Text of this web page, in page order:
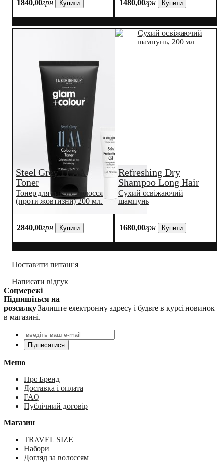
1840,00грн Купити 1480,00грн Купити
Steel Grey.11.AA
Toner
Тонер для сивого волосся
(проти жовтизни) 200 мл.
2840,00грн Купити
Refreshing Dry
Shampoo Long Hair
Сухий освіжаючий
шампунь
1680,00грн Купити
Поставити питання
Написати відгук
Соцмережі
Підпишіться на
розсилку Залиште електронну адресу і будьте в курсі новинок
в магазині.
Підписатися
Меню
Про Бренд
Доставка і оплата
FAQ
Публічний договір
Магазин
TRAVEL SIZE
Набори
Догляд за волоссям